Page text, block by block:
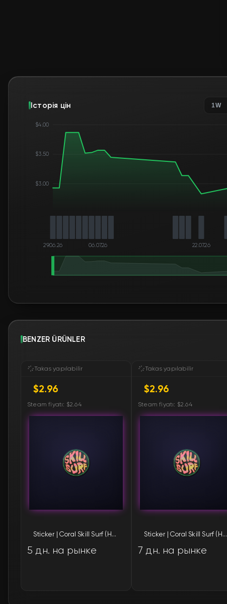
Історія цін 1W
$3.00
$3.50
$4.00
29.06.26 06.07.26 22.07.26
BENZER ÜRÜNLER
Takas yapılabilir
$2.96
Steam fiyatı: $2.64
Sticker | Coral Skill Surf (Holo)
5 дн. на рынке
Takas yapılabilir
$2.96
Steam fiyatı: $2.64
Sticker | Coral Skill Surf (Holo)
7 дн. на рынке